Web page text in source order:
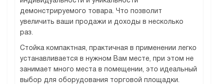
демонстрируемого товара. Что позволит
увеличить ваши продажи и доходы в несколько
раз.
Стойка компактная, практичная в применении легко
устанавливается в нужном Вам месте, при этом не
занимает много места в помещении, это идеальный
выбор для оборудования торговой площадки.